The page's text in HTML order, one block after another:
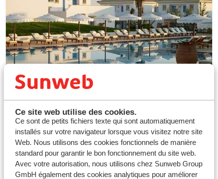
Ce site web utilise des cookies.
Ce sont de petits fichiers texte qui sont automatiquement
installés sur votre navigateur lorsque vous visitez notre site
Web. Nous utilisons des cookies fonctionnels de manière
standard pour garantir le bon fonctionnement du site web.
Avec votre autorisation, nous utilisons chez Sunweb Group
GmbH également des cookies analytiques pour améliorer
Pourquoi y séjourner ?
Hôtels destinés aux familles, idéalement
situés
Diverses infrastructures loisirs et animations
Service de qualité